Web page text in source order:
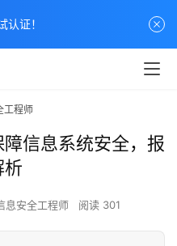
工程师
信息系统安全，报
析
息安全工程师 阅读 301
证！